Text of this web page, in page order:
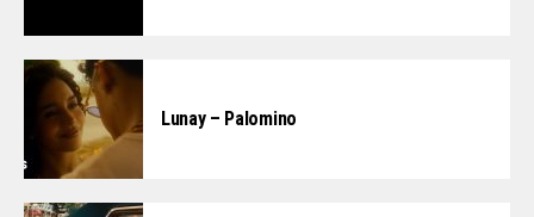
Lunay – Palomino